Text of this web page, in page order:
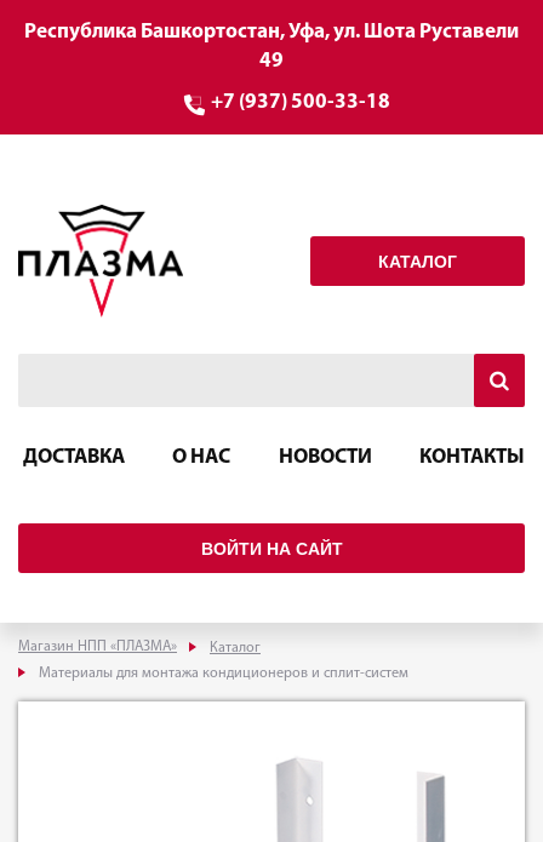
Республика Башкортостан, Уфа, ул. Шота Руставели
49
+7 (937) 500-33-18
КАТАЛОГ
ДОСТАВКА О НАС НОВОСТИ КОНТАКТЫ
ВОЙТИ НА САЙТ
Магазин НПП «ПЛАЗМА»
Каталог
Материалы для монтажа кондиционеров и сплит-систем